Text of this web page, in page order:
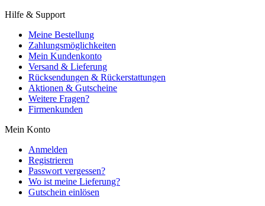
Hilfe & Support
Meine Bestellung
Zahlungsmöglichkeiten
Mein Kundenkonto
Versand & Lieferung
Rücksendungen & Rückerstattungen
Aktionen & Gutscheine
Weitere Fragen?
Firmenkunden
Mein Konto
Anmelden
Registrieren
Passwort vergessen?
Wo ist meine Lieferung?
Gutschein einlösen